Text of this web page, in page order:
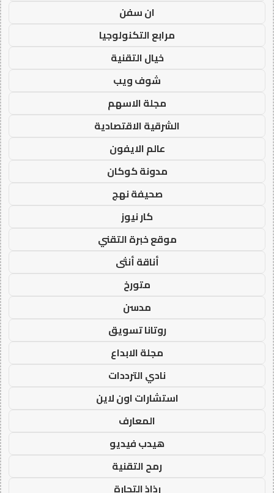
ان سفن
مرابع التكنولوجيا
خيال التقنية
شوف ويب
مجلة الاسهم
الشرقية الاقتصادية
عالم الايفون
مدونة كوكان
صحيفة نهج
كار نيوز
موقع خبرة التقني
أناقة أنثى
متورخ
مدسن
روتانا تسويق
مجلة الابداع
نادي الترددات
استشارات اون لاين
المعارف
هيدب فيديو
رمح التقنية
رذاذ التجارة